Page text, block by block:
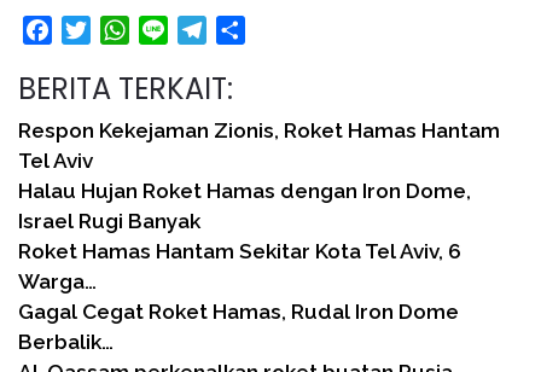
FacebookTwitterWhatsApp
Line Telegram
BERITA TERKAIT:
Respon Kekejaman Zionis, Roket Hamas Hantam
Tel Aviv
Halau Hujan Roket Hamas dengan Iron Dome,
Israel Rugi Banyak
Roket Hamas Hantam Sekitar Kota Tel Aviv, 6
Warga…
Gagal Cegat Roket Hamas, Rudal Iron Dome
Berbalik…